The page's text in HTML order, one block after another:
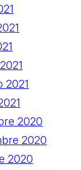
2021
2020
2020
2020